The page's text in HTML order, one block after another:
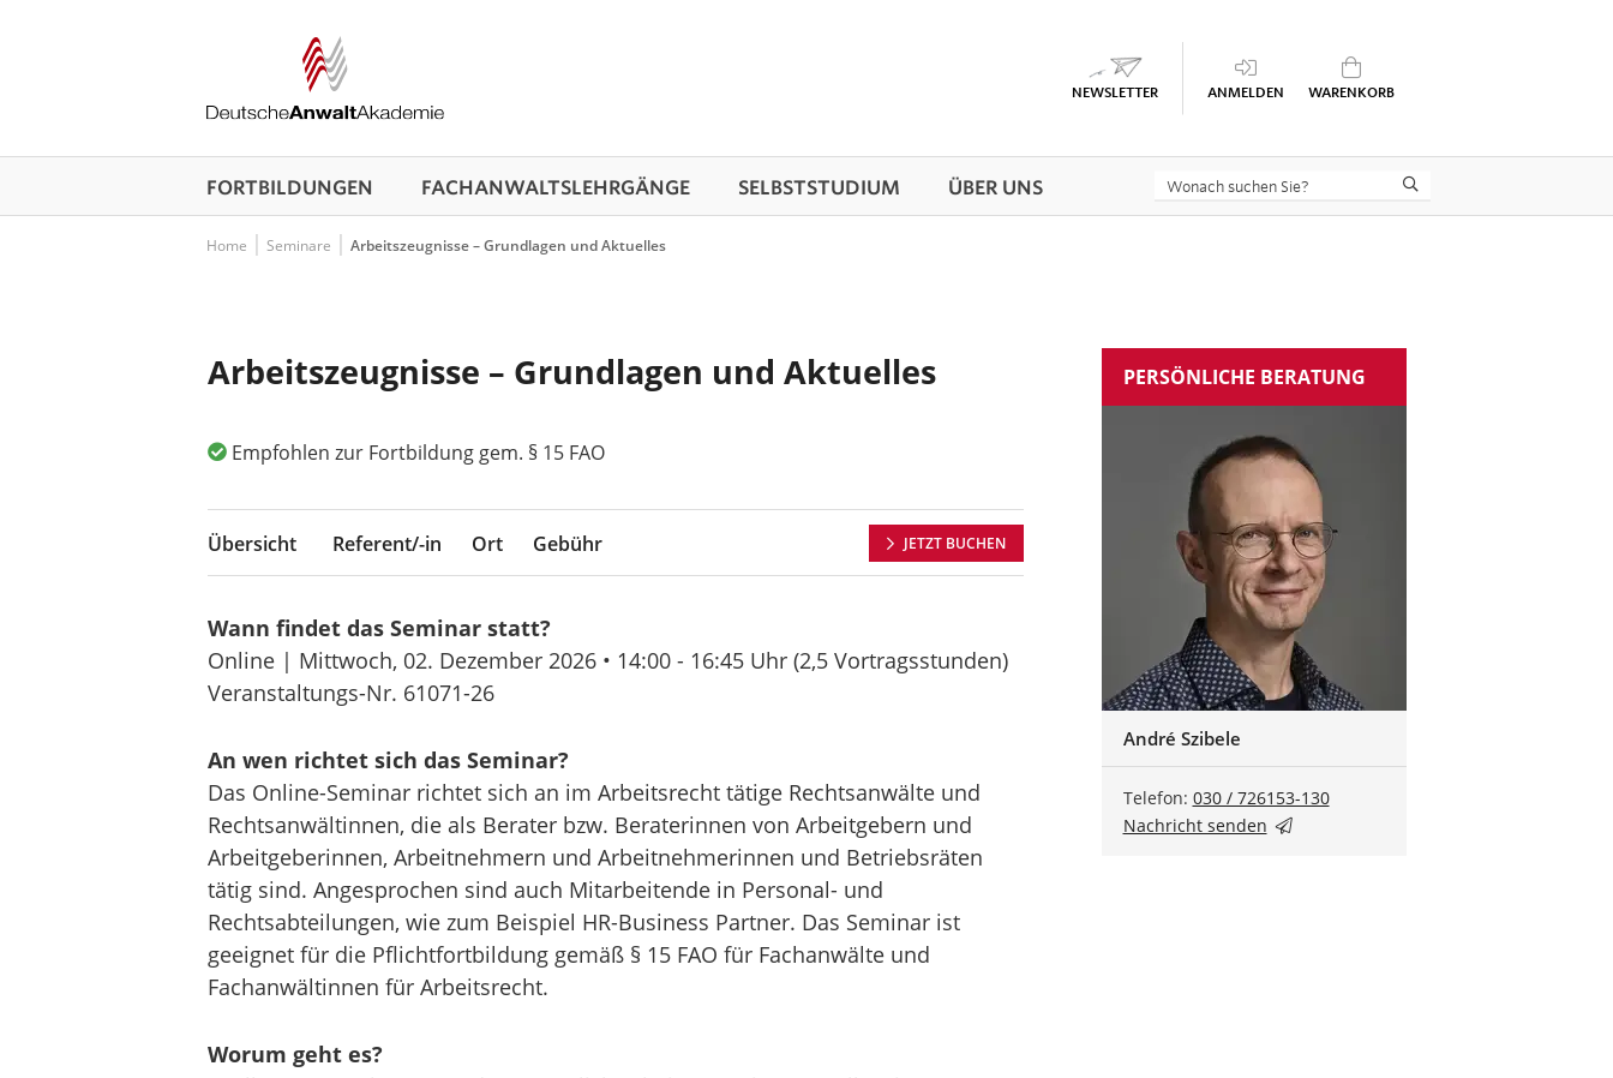
FORTBILDUNGEN FACHANWALTS­LEHRGÄNGE SELBSTSTUDIUM ÜBER UNS
Home Seminare Arbeitszeugnisse – Grundlagen und Aktuelles
Arbeitszeugnisse – Grundlagen und Aktuelles
Empfohlen zur Fortbildung gem. § 15 FAO
Übersicht Referent/-in Ort Gebühr JETZT BUCHEN
Wann findet das Seminar statt?
Online | Mittwoch, 02. Dezember 2026 • 14:00 - 16:45 Uhr(2,5 Vortragsstunden)
Veranstaltungs-Nr. 61071-26
An wen richtet sich das Seminar?
Das Online-Seminar richtet sich an im Arbeitsrecht tätige Rechtsanwälte und
Rechtsanwältinnen, die als Berater bzw. Beraterinnen von Arbeitgebern und
Arbeitgeberinnen, Arbeitnehmern und Arbeitnehmerinnen und Betriebsräten
tätig sind. Angesprochen sind auch Mitarbeitende in Personal- und
Rechtsabteilungen, wie zum Beispiel HR-Business Partner. Das Seminar ist
geeignet für die Pflichtfortbildung gemäß § 15 FAO für Fachanwälte und
Fachanwältinnen für Arbeitsrecht.
Worum geht es?
PERSÖNLICHE BERATUNG
André Szibele
Telefon: 030 / 726153-130
Nachricht senden